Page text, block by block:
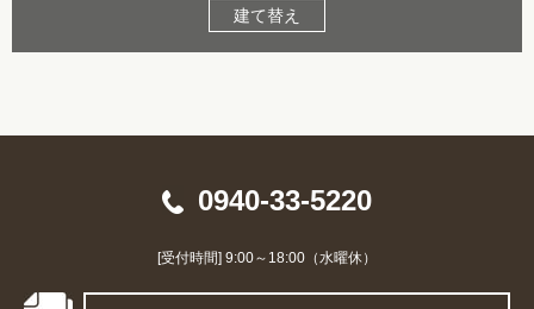
建て替え
0940-33-5220
[受付時間] 9:00～18:00（水曜休）